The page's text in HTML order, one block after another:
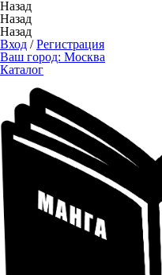
Назад
Назад
Назад
Вход /Регистрация
Ваш город: Москва
Каталог